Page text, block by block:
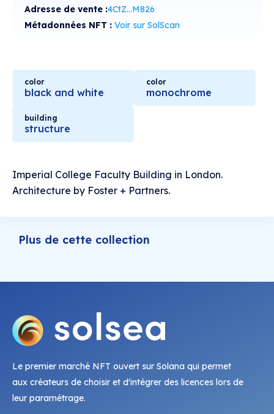
Adresse de vente :4CtZ...M826
Métadonnées NFT : Voir sur SolScan
color
black and white
color
monochrome
building
structure
Imperial College Faculty Building in London.
Architecture by Foster + Partners.
Plus de cette collection
Le premier marché NFT ouvert sur Solana qui permet
aux créateurs de choisir et d'intégrer des licences lors de
leur paramétrage.